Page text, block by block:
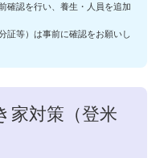
確認を行い、養生・人員を追加
証等）は事前に確認をお願いし
家対策（登米